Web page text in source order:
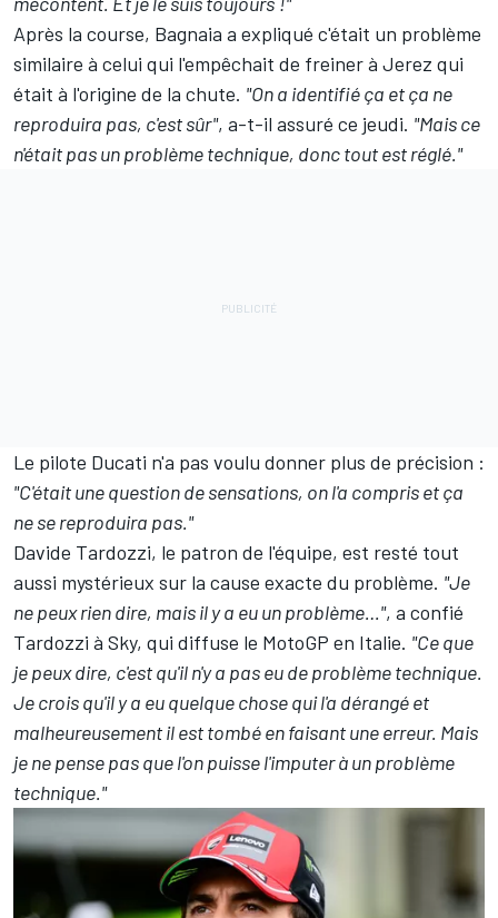
Après la course, Bagnaia a expliqué c'était un problème
similaire à celui qui l'empêchait de freiner à Jerez qui
était à l'origine de la chute. "On a identifié ça et ça ne
reproduira pas, c'est sûr", a-t-il assuré ce jeudi. "Mais ce
n'était pas un problème technique, donc tout est réglé."
Le pilote Ducati n'a pas voulu donner plus de précision :
"C'était une question de sensations, on l'a compris et ça
ne se reproduira pas."
Davide Tardozzi, le patron de l'équipe, est resté tout
aussi mystérieux sur la cause exacte du problème. "Je
ne peux rien dire, mais il y a eu un problème…", a confié
Tardozzi à Sky, qui diffuse le MotoGP en Italie. "Ce que
je peux dire, c'est qu'il n'y a pas eu de problème technique.
Je crois qu'il y a eu quelque chose qui l'a dérangé et
malheureusement il est tombé en faisant une erreur. Mais
je ne pense pas que l'on puisse l'imputer à un problème
technique."